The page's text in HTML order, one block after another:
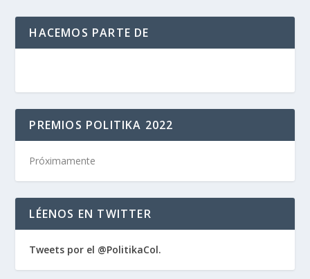
HACEMOS PARTE DE
PREMIOS POLITIKA 2022
Próximamente
LÉENOS EN TWITTER
Tweets por el @PolitikaCol.